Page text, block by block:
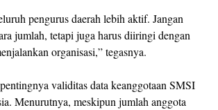
pengurus daerah lebih aktif. Jangan
jumlah, tetapi juga harus diiringi dengan
organisasi,” tegasnya.
validitas data keanggotaan SMSI
Menurutnya, meskipun jumlah anggota